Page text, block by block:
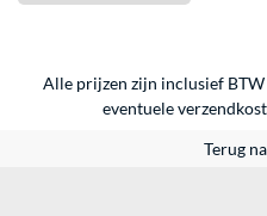
Alle prijzen zijn inclusief
eventuele
Terug